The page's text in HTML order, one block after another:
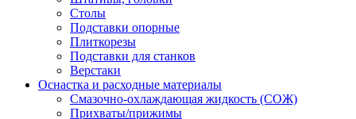
Столы
Подставки опорные
Плиткорезы
Подставки для станков
Верстаки
Оснастка и расходные материалы
Смазочно-охлаждающая жидкость (СОЖ)
Прихваты/прижимы